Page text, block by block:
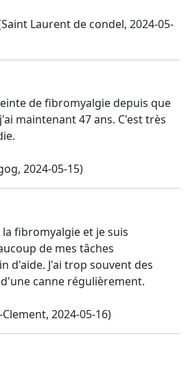
Laurent de condel, 2024-05-
de fibromyalgie depuis que
maintenant 47 ans. C'est très
2024-05-15)
la fibromyalgie et je suis
de mes tâches
d'aide. J'ai trop souvent des
canne régulièrement.
2024-05-16)